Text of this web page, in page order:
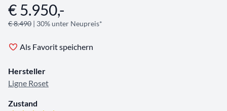
Angebotsinformationen
€ 5.950,-
€ 8.490 | 30% unter Neupreis*
Als Favorit speichern
Hersteller
Ligne Roset
Zustand